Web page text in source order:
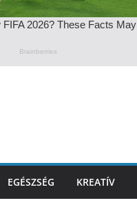
EGÉSZSÉG KREATÍV